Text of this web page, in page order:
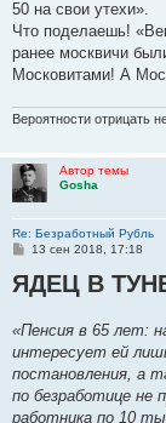
50 на свои утехи».
Что поделаешь!
ранее москвичи
Московитами! А
Вероятности отрицать
Автор темы
Gosha
Re: Безработный Рубль
С
о
б
е
н
и
13 сен 2018, 17:18
ЯДЕЦ В
«Пенсия в 65 лет:
интересует ей
постановления, а
по безработице не
работника по 10